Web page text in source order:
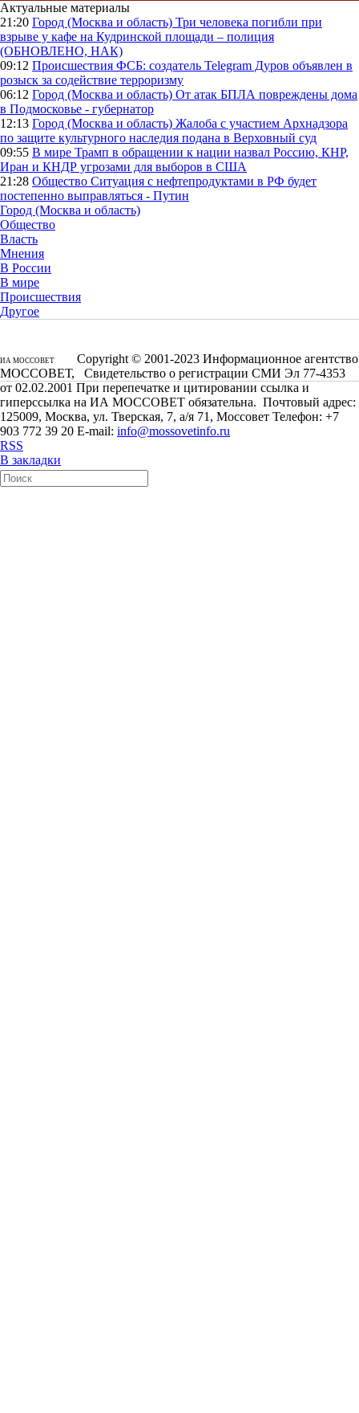
Актуальные материалы
21:20 Город (Москва и область) Три человека погибли при
взрыве у кафе на Кудринской площади – полиция
(ОБНОВЛЕНО, НАК)
09:12 Происшествия ФСБ: создатель Telegram Дуров объявлен в
розыск за содействие терроризму
06:12 Город (Москва и область) От атак БПЛА повреждены дома
в Подмосковье - губернатор
12:13 Город (Москва и область) Жалоба с участием Архнадзора
по защите культурного наследия подана в Верховный суд
09:55 В мире Трамп в обращении к нации назвал Россию, КНР,
Иран и КНДР угрозами для выборов в США
21:28 Общество Ситуация с нефтепродуктами в РФ будет
постепенно выправляться - Путин
Город (Москва и область)
Общество
Власть
Мнения
В России
В мире
Происшествия
Другое
ИА МОССОВЕТ
Copyright © 2001-2023 Информационное агентство
МОССОВЕТ, Свидетельство о регистрации СМИ Эл 77-4353
от 02.02.2001 При перепечатке и цитировании ссылка и
гиперссылка на ИА МОССОВЕТ обязательна. Почтовый адрес:
125009, Москва, ул. Тверская, 7, а/я 71, Моссовет Телефон: +7
903 772 39 20 E-mail: info@mossovetinfo.ru
RSS
В закладки